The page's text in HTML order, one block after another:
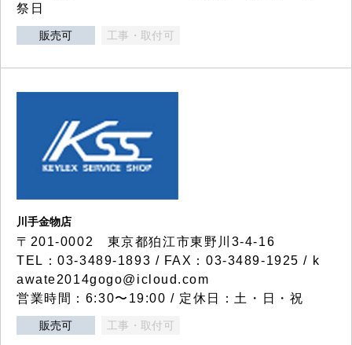
祭日
販売可 工事・取付可
川手金物店
〒201-0002 東京都狛江市東野川3-4-16
TEL：03-3489-1893 / FAX：03-3489-1925 / k
awate2014gogo@icloud.com
営業時間：6:30〜19:00 / 定休日：土・日・祝
販売可 工事・取付可